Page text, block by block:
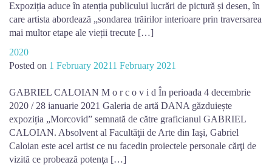
Expoziția aduce în atenția publicului lucrări de pictură și desen, în
care artista abordează „sondarea trăirilor interioare prin traversarea
mai multor etape ale vieții trecute […]
2020
Posted on 1 February 20211 February 2021
GABRIEL CALOIAN M o r c o v i d În perioada 4 decembrie
2020 / 28 ianuarie 2021 Galeria de artă DANA găzduiește
expoziția „Morcovid” semnată de către graficianul GABRIEL
CALOIAN. Absolvent al Facultăţii de Arte din Iaşi, Gabriel
Caloian este acel artist ce nu facedin proiectele personale cărţi de
vizită ce probează potenţa […]